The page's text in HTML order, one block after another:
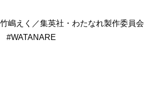
嶋えく／集英社・わたなれ製作委員会
#WATANARE